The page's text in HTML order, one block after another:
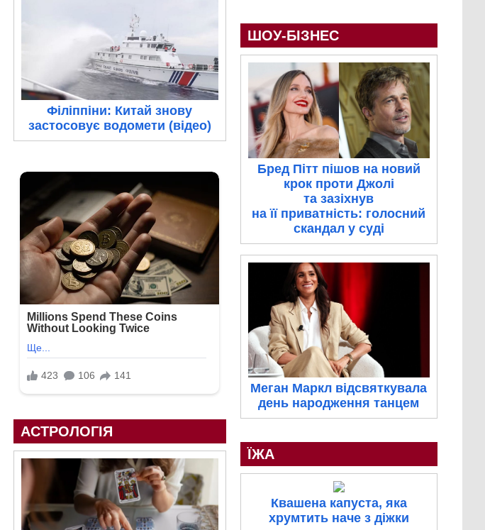
Філіппіни: Китай знову
застосовує водомети (відео)
АСТРОЛОГІЯ
ШОУ-БІЗНЕС
Бред Пітт пішов на новий
крок проти Джолі
та зазіхнув
на її приватність: голосний
скандал у суді
Меган Маркл відсвяткувала
день народження танцем
ЇЖА
Квашена капуста, яка
хрумтить наче з діжки